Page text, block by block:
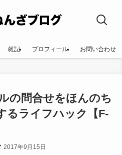
雑記 プロフィール お問い合わせ
の問合せをほんのち
るライフハック【F-
2017年9月15日